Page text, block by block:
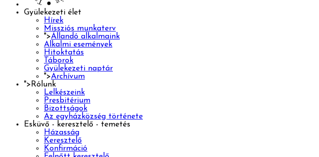
Gyülekezeti élet
Hírek
Missziós munkaterv
">Állandó alkalmaink
Alkalmi események
Hitoktatás
Táborok
Gyülekezeti naptár
">Archívum
"> Rólunk
Lelkészeink
Presbitérium
Bizottságok
Az egyházközség története
Esküvő - keresztelő - temetés
Házasság
Keresztelő
Konfirmáció